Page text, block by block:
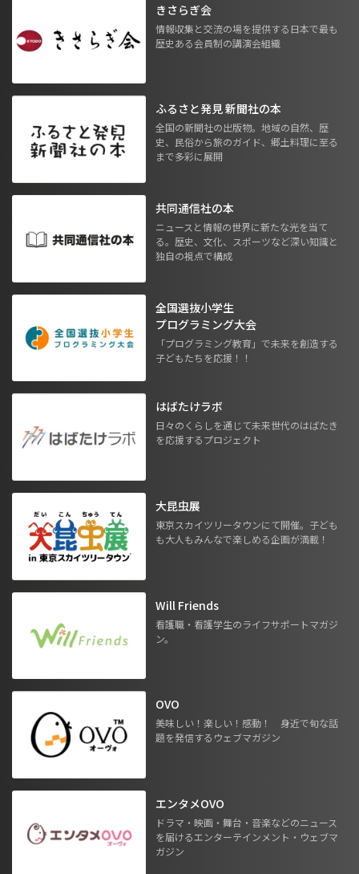
きさらぎ会
情報収集と交流の場を提供する日本で最も
歴史ある会員制の講演会組織
ふるさと発見 新聞社の本
全国の新聞社の出版物。地域の自然、歴
史、民俗から旅のガイド、郷土料理に至る
まで多彩に展開
共同通信社の本
ニュースと情報の世界に新たな光を当て
る。歴史、文化、スポーツなど深い知識と
独自の視点で構成
全国選抜小学生
プログラミング大会
「プログラミング教育」で未来を創造する
子どもたちを応援！！
はばたけラボ
日々のくらしを通じて未来世代のはばたき
を応援するプロジェクト
大昆虫展
東京スカイツリータウンにて開催。子ども
も大人もみんなで楽しめる企画が満載！
Will Friends
看護職・看護学生のライフサポートマガジ
ン。
OVO
美味しい！楽しい！感動！ 身近で旬な話
題を発信するウェブマガジン
エンタメOVO
ドラマ・映画・舞台・音楽などのニュース
を届けるエンターテインメント・ウェブマ
ガジン